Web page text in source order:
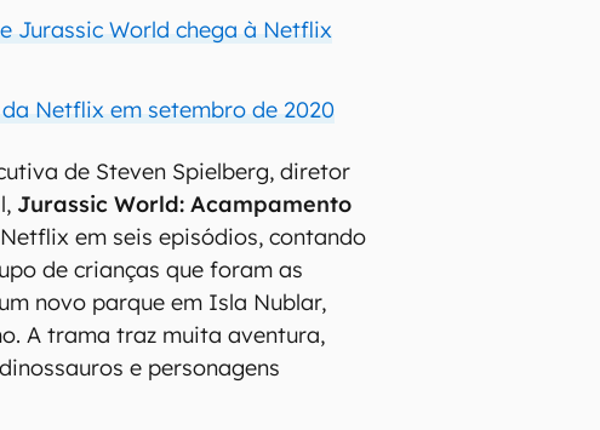
Jurassic World chega à Netflix
Netflix em setembro de 2020
de Steven Spielberg, diretor
Jurassic World: Acampamento
em seis episódios, contando
de crianças que foram as
novo parque em Isla Nublar,
A trama traz muita aventura,
e personagens